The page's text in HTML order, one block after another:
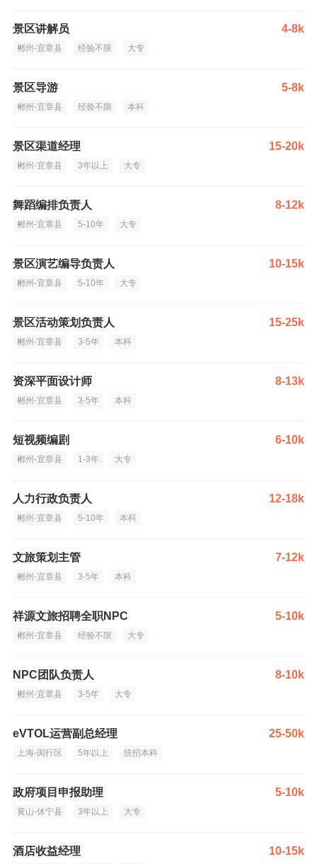
景区讲解员 4-8k
郴州-宜章县 经验不限 大专
景区导游 5-8k
郴州-宜章县 经验不限 本科
景区渠道经理 15-20k
郴州-宜章县 3年以上 大专
舞蹈编排负责人 8-12k
郴州-宜章县 5-10年 大专
景区演艺编导负责人 10-15k
郴州-宜章县 5-10年 大专
景区活动策划负责人 15-25k
郴州-宜章县 3-5年 本科
资深平面设计师 8-13k
郴州-宜章县 3-5年 本科
短视频编剧 6-10k
郴州-宜章县 1-3年 大专
人力行政负责人 12-18k
郴州-宜章县 5-10年 本科
文旅策划主管 7-12k
郴州-宜章县 3-5年 本科
祥源文旅招聘全职NPC 5-10k
郴州-宜章县 经验不限 大专
NPC团队负责人 8-10k
郴州-宜章县 3-5年 大专
eVTOL运营副总经理 25-50k
上海-闵行区 5年以上 统招本科
政府项目申报助理 5-10k
黄山-休宁县 3年以上 大专
酒店收益经理 10-15k